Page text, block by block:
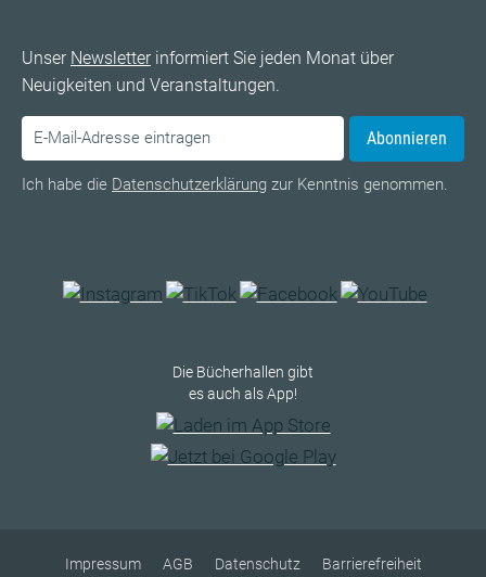
Unser Newsletterinformiert Sie jeden Monat über
Neuigkeiten und Veranstaltungen.
Abonnieren
Ich habe die Datenschutzerklärung zur Kenntnis genommen.
Die Bücherhallen gibt
es auch als App!
Impressum AGB Datenschutz Barrierefreiheit